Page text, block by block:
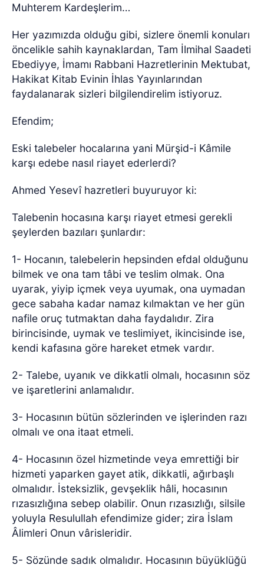
Muhterem Kardeşlerim…
Her yazımızda olduğu gibi, sizlere önemli konuları
öncelikle sahih kaynaklardan, Tam İlmihal Saadeti
Ebediyye, İmamı Rabbani Hazretlerinin Mektubat,
Hakikat Kitab Evinin İhlas Yayınlarından
faydalanarak sizleri bilgilendirelim istiyoruz.
Efendim;
Eski talebeler hocalarına yani Mürşid-i Kâmile
karşı edebe nasıl riayet ederlerdi?
Ahmed Yesevî hazretleri buyuruyor ki:
Talebenin hocasına karşı riayet etmesi gerekli
şeylerden bazıları şunlardır:
1- Hocanın, talebelerin hepsinden efdal olduğunu
bilmek ve ona tam tâbi ve teslim olmak. Ona
uyarak, yiyip içmek veya uyumak, ona uymadan
gece sabaha kadar namaz kılmaktan ve her gün
nafile oruç tutmaktan daha faydalıdır. Zira
birincisinde, uymak ve teslimiyet, ikincisinde ise,
kendi kafasına göre hareket etmek vardır.
2- Talebe, uyanık ve dikkatli olmalı, hocasının söz
ve işaretlerini anlamalıdır.
3- Hocasının bütün sözlerinden ve işlerinden razı
olmalı ve ona itaat etmeli.
4- Hocasının özel hizmetinde veya emrettiği bir
hizmeti yaparken gayet atik, dikkatli, ağırbaşlı
olmalıdır. İsteksizlik, gevşeklik hâli, hocasının
rızasızlığına sebep olabilir. Onun rızasızlığı, silsile
yoluyla Resulullah efendimize gider; zira İslam
Âlimleri Onun vârisleridir.
5- Sözünde sadık olmalıdır. Hocasının büyüklüğü